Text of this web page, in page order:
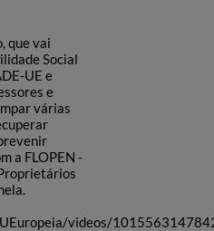
que vai
Social
UE e
e
várias
a FLOPEN -
videos/